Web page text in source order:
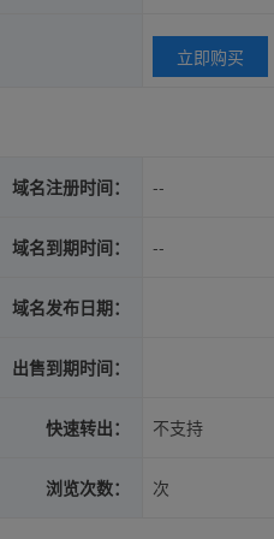
立即购买
域名注册时间： --
域名到期时间： --
域名发布日期：
出售到期时间：
快速转出： 不支持
浏览次数： 次